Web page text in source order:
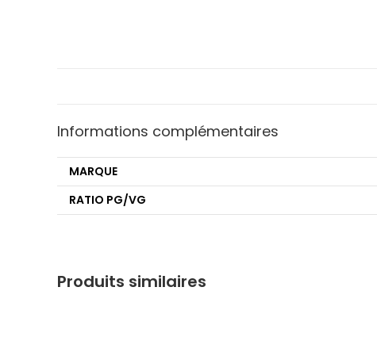
Informations complémentaires
MARQUE
RATIO PG/VG
Produits similaires